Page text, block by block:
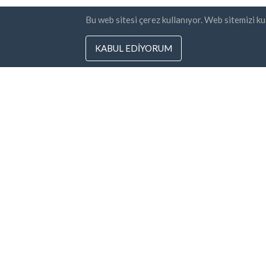
Bu web sitesi çerez kullanıyor. Web sitemizi
KABUL EDIYORUM